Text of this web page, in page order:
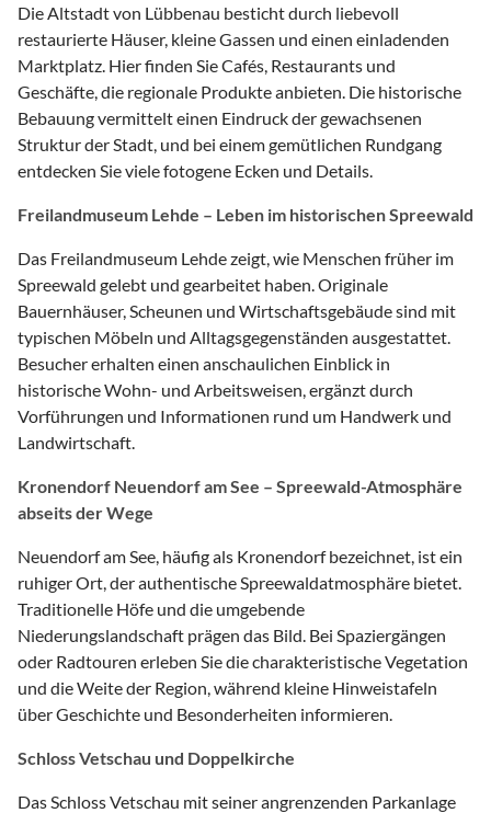
Die Altstadt von Lübbenau besticht durch liebevoll
restaurierte Häuser, kleine Gassen und einen einladenden
Marktplatz. Hier finden Sie Cafés, Restaurants und
Geschäfte, die regionale Produkte anbieten. Die historische
Bebauung vermittelt einen Eindruck der gewachsenen
Struktur der Stadt, und bei einem gemütlichen Rundgang
entdecken Sie viele fotogene Ecken und Details.
Freilandmuseum Lehde – Leben im historischen Spreewald
Das Freilandmuseum Lehde zeigt, wie Menschen früher im
Spreewald gelebt und gearbeitet haben. Originale
Bauernhäuser, Scheunen und Wirtschaftsgebäude sind mit
typischen Möbeln und Alltagsgegenständen ausgestattet.
Besucher erhalten einen anschaulichen Einblick in
historische Wohn- und Arbeitsweisen, ergänzt durch
Vorführungen und Informationen rund um Handwerk und
Landwirtschaft.
Kronendorf Neuendorf am See – Spreewald-Atmosphäre
abseits der Wege
Neuendorf am See, häufig als Kronendorf bezeichnet, ist ein
ruhiger Ort, der authentische Spreewaldatmosphäre bietet.
Traditionelle Höfe und die umgebende
Niederungslandschaft prägen das Bild. Bei Spaziergängen
oder Radtouren erleben Sie die charakteristische Vegetation
und die Weite der Region, während kleine Hinweistafeln
über Geschichte und Besonderheiten informieren.
Schloss Vetschau und Doppelkirche
Das Schloss Vetschau mit seiner angrenzenden Parkanlage